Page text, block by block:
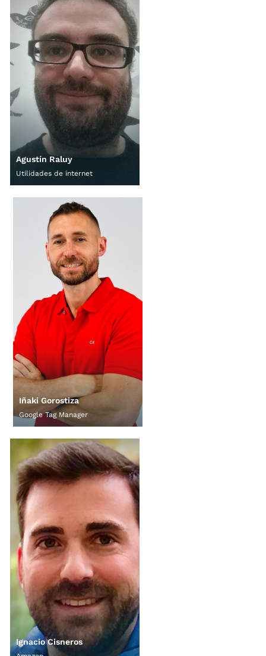
Agustín Raluy
Utilidades de internet
Iñaki Gorostiza
Google Tag Manager
Ignacio Cisneros